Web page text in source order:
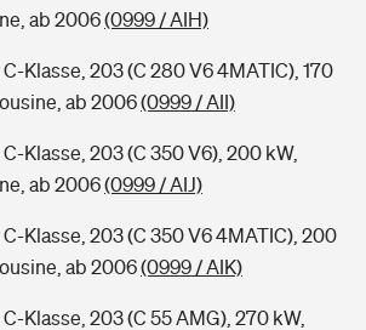
ab 2006(0999 / AIH)
Klasse, 203 (C 280 V6 4MATIC), 170
ab 2006(0999 / AII)
Klasse, 203 (C 350 V6), 200 kW,
ab 2006(0999 / AIJ)
Klasse, 203 (C 350 V6 4MATIC), 200
ab 2006(0999 / AIK)
Klasse, 203 (C 55 AMG), 270 kW,